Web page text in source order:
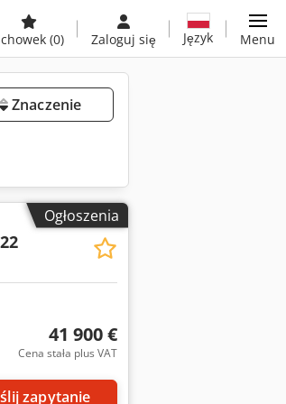
(0) Zaloguj się Język Menu
Znaczenie
Ogłoszenia
41 900 €
Cena stała plus VAT
zapytanie